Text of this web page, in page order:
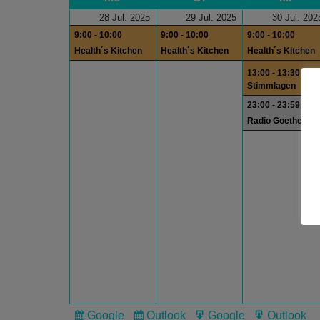
28 Jul. 2025
9:00 - 10:00
Health´s Kitchen
29 Jul. 2025
9:00 - 10:00
Health´s Kitchen
30 Jul.
9:00 - 10:00
Health´s Kitchen
13:00 - 13:30
Stimmlagen
23:00 - 23:59
Radio Goethe
Google Outlook Google Outlook